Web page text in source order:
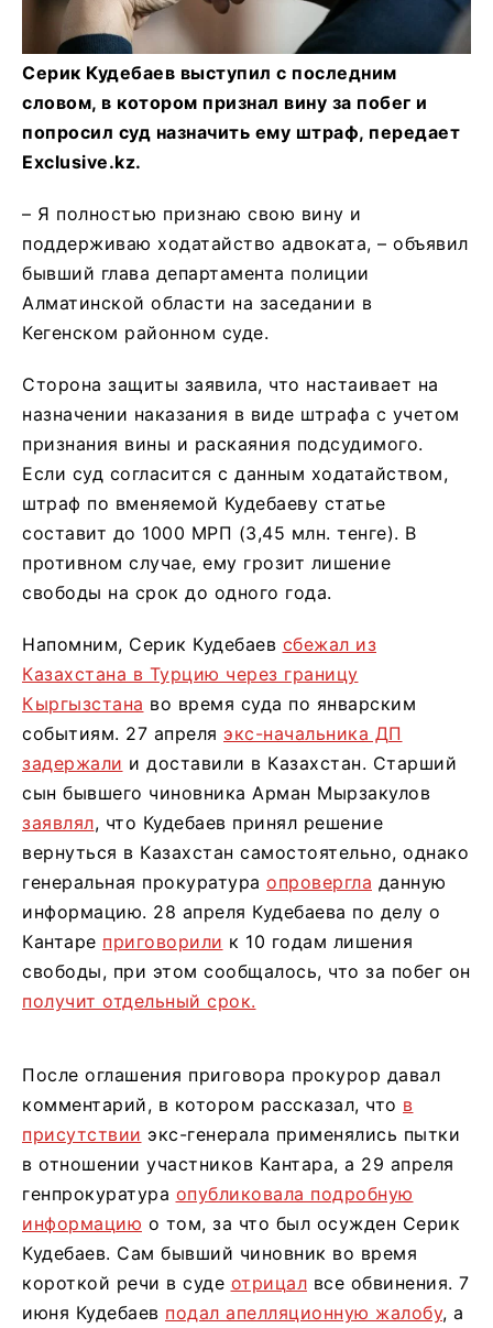
Серик Кудебаев выступил с последним
словом, в котором признал вину за побег и
попросил суд назначить ему штраф, передает
Exclusive.kz.
– Я полностью признаю свою вину и
поддерживаю ходатайство адвоката, – объявил
бывший глава департамента полиции
Алматинской области на заседании в
Кегенском районном суде.
Сторона защиты заявила, что настаивает на
назначении наказания в виде штрафа с учетом
признания вины и раскаяния подсудимого.
Если суд согласится с данным ходатайством,
штраф по вменяемой Кудебаеву статье
составит до 1000 МРП (3,45 млн. тенге). В
противном случае, ему грозит лишение
свободы на срок до одного года.
Напомним, Серик Кудебаев сбежал из
Казахстана в Турцию через границу
Кыргызстана во время суда по январским
событиям. 27 апреля экс-начальника ДП
задержали и доставили в Казахстан. Старший
сын бывшего чиновника Арман Мырзакулов
заявлял, что Кудебаев принял решение
вернуться в Казахстан самостоятельно, однако
генеральная прокуратура опровергла данную
информацию. 28 апреля Кудебаева по делу о
Кантаре приговорили к 10 годам лишения
свободы, при этом сообщалось, что за побег он
получит отдельный срок.
После оглашения приговора прокурор давал
комментарий, в котором рассказал, что в
присутствии экс-генерала применялись пытки
в отношении участников Кантара, а 29 апреля
генпрокуратура опубликовала подробную
информацию о том, за что был осужден Серик
Кудебаев. Сам бывший чиновник во время
короткой речи в суде отрицал все обвинения. 7
июня Кудебаев подал апелляционную жалобу, а